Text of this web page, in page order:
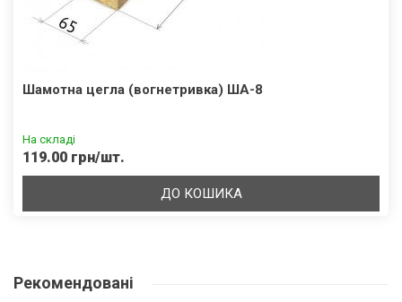
Шамотна цегла (вогнетривка) ША-8
На складі
119.00 грн/шт.
ДО КОШИКА
Рекомендовані